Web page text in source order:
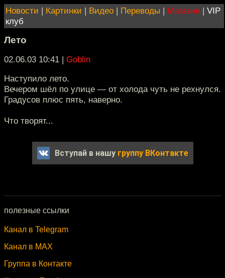
Новости | Картинки | Видео | Переводы | Магазин | VIP
клуб
Лето
02.06.03 10:41 | Goblin
Наступило лето.
Вечером шёл по улице — от холода чуть не рехнулся.
Градусов плюс пять, наверно.
Что творят...
Вступай в нашу группу ВКонтакте
полезные ссылки
Канал в Telegram
Канал в MAX
Группа в Контакте